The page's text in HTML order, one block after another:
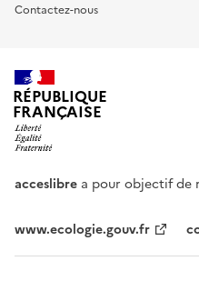
Contactez-nous
RÉPUBLIQUE
FRANÇAISE
acceslibre a pour objectif de
www.ecologie.gouv.fr